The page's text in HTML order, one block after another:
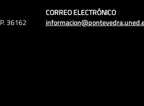
36162
CORREO ELECTRÓNICO